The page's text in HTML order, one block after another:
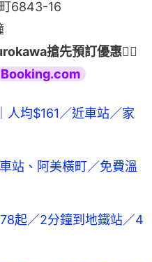
6843-16
Booking.com
均$161／近車站／家
站、阿美橫町／免費溫
起／2分鐘到地鐵站／4